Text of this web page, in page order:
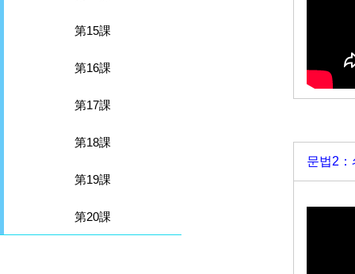
문법2
第15課
第16課
第17課
第18課
第19課
第20課